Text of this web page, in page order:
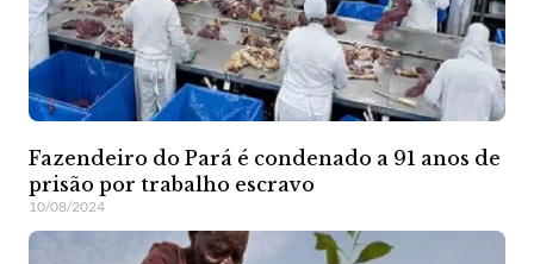
Fazendeiro do Pará é condenado a 91 anos de
prisão por trabalho escravo
10/08/2024